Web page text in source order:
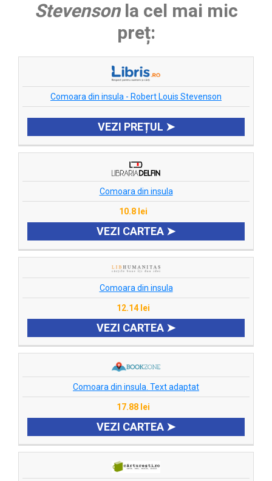
Stevensonla cel mai mic
preț:
Comoara din insula - Robert Louis Stevenson
VEZI PREȚUL ➤
Comoara din insula
10.8 lei
VEZI CARTEA ➤
Comoara din insula
12.14 lei
VEZI CARTEA ➤
Comoara din insula. Text adaptat
17.88 lei
VEZI CARTEA ➤